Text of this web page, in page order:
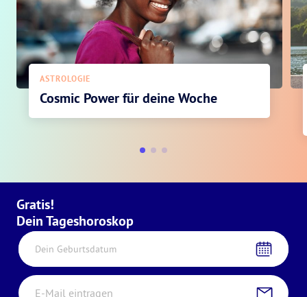
ASTROLOGIE
Cosmic Power für deine Woche
Gratis!
Dein Tageshoroskop
Dein Geburtsdatum